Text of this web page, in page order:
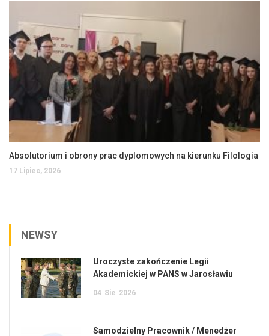
Absolutorium i obrony prac dyplomowych na kierunku Filologia
17 Lipiec, 2026
NEWSY
Uroczyste zakończenie Legii
Akademickiej w PANS w Jarosławiu
04 Sie 2026
Samodzielny Pracownik / Menedżer